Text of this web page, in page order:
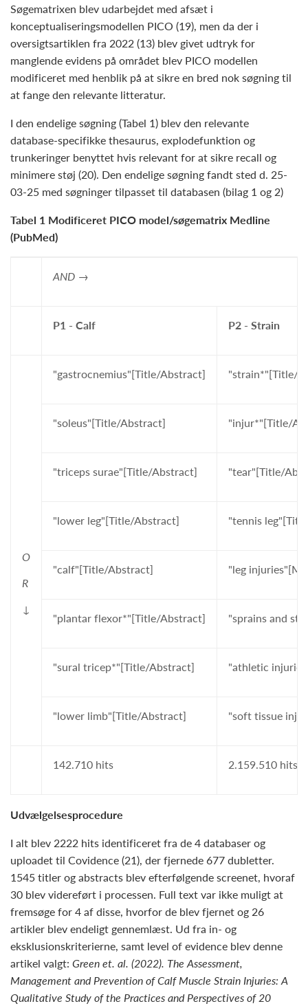
Søgematrixen blev udarbejdet med afsæt i
konceptualiseringsmodellen PICO (19), men da der i
oversigtsartiklen fra 2022 (13) blev givet udtryk for
manglende evidens på området blev PICO modellen
modificeret med henblik på at sikre en bred nok søgning til
at fange den relevante litteratur.
I den endelige søgning (Tabel 1) blev den relevante
database-specifikke thesaurus, explodefunktion og
trunkeringer benyttet hvis relevant for at sikre recall og
minimere støj (20). Den endelige søgning fandt sted d. 25-
03-25 med søgninger tilpasset til databasen (bilag 1 og 2)
Tabel 1 Modificeret PICO model/søgematrix Medline
(PubMed)
AND →
P1 - Calf P2 - Strain
O
R
↓
"gastrocnemius"[Title/Abstract] "strain*"[Title/
"soleus"[Title/Abstract] "injur*"[Title/
"triceps surae"[Title/Abstract] "tear"[Title/
"lower leg"[Title/Abstract] "tennis
"calf"[Title/Abstract] "leg
"plantar flexor*"[Title/Abstract] "sprains and
"sural tricep*"[Title/Abstract] "athletic
"lower limb"[Title/Abstract] "soft tissue
142.710 hits 2.159.510 hits
Udvælgelsesprocedure
I alt blev 2222 hits identificeret fra de 4 databaser og
uploadet til Covidence (21), der fjernede 677 dubletter.
1545 titler og abstracts blev efterfølgende screenet, hvoraf
30 blev videreført i processen. Full text var ikke muligt at
fremsøge for 4 af disse, hvorfor de blev fjernet og 26
artikler blev endeligt gennemlæst. Ud fra in- og
eksklusionskriterierne, samt level of evidence blev denne
artikel valgt: Green et. al. (2022). The Assessment,
Management and Prevention of Calf Muscle Strain Injuries: A
Qualitative Study of the Practices and Perspectives of 20